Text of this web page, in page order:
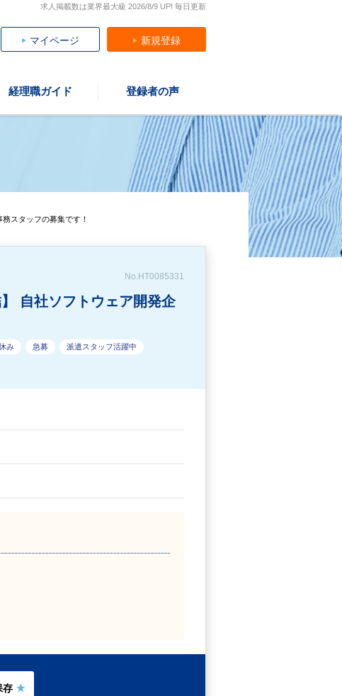
求人掲載数は業界最大級 2026/8/9 UP! 毎日更新
マイページ 新規登録
経理職ガイド 登録者の声
スタッフの募集です！
No.HT0085331
自社ソフトウェア開発企
み 急募 派遣スタッフ活躍中